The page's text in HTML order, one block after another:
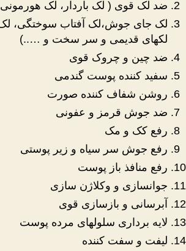
ضد لک قوی ( لک باردار، لک
لک جای جوش،لک آفتاب سوختگی،
لکهای قدیمی و سر سخت و …..)
ضد چین و چروک قوی
سفید کننده پوست گندمی
روشن شفاف کننده صورت
ضد جوش قرمز و عفونی
رفع کک و مک
رفع جوش سر سیاه و زیر پوستی
رفع منافذ باز پوست
جوانسازی و وکلاژن سازی
آبرسانی و بازسازی قوی
لایه برداری سلولهای مرده پوست
لیفت و سفت کننده